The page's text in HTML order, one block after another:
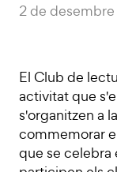
2 de
El Club de
activitat que
s'organitzen a
commemorar
que se celebra